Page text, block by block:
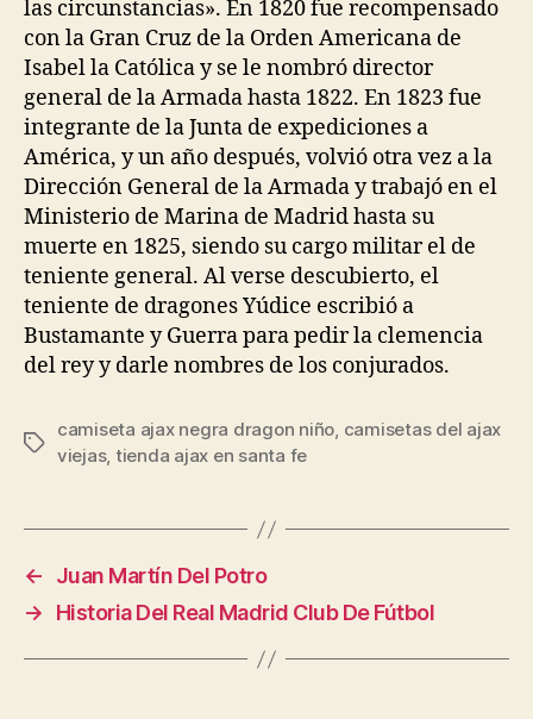
las circunstancias». En 1820 fue recompensado
con la Gran Cruz de la Orden Americana de
Isabel la Católica y se le nombró director
general de la Armada hasta 1822. En 1823 fue
integrante de la Junta de expediciones a
América, y un año después, volvió otra vez a la
Dirección General de la Armada y trabajó en el
Ministerio de Marina de Madrid hasta su
muerte en 1825, siendo su cargo militar el de
teniente general. Al verse descubierto, el
teniente de dragones Yúdice escribió a
Bustamante y Guerra para pedir la clemencia
del rey y darle nombres de los conjurados.
Etiquetas
camiseta ajax negra dragon niño, camisetas del ajax
viejas, tienda ajax en santa fe
←
Juan Martín Del Potro
→
Historia Del Real Madrid Club De Fútbol